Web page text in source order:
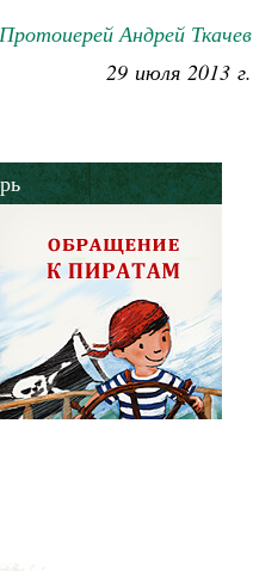
Протоиерей Андрей Ткачев
29 июля 2013 г.